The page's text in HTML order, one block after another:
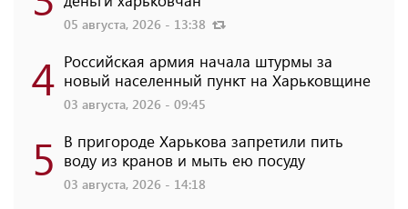
05 августа, 2026 - 13:38
4 Российская армия начала штурмы за
новый населенный пункт на Харьковщине
03 августа, 2026 - 09:45
5 В пригороде Харькова запретили пить
воду из кранов и мыть ею посуду
03 августа, 2026 - 14:18